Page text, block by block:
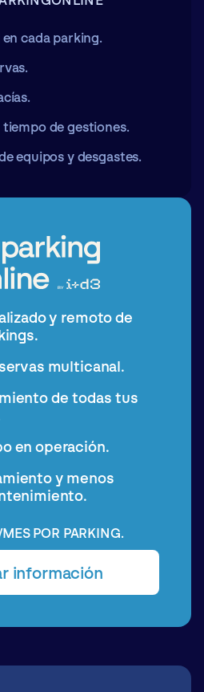
cada parking.
de gestiones.
equipos y desgastes.
y remotode
multicanal.
de todas tus
en operación.
y menos
POR PARKING.
información